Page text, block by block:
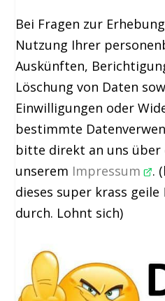
Bei Fragen zur
Nutzung Ihrer
Auskünften,
Löschung von Daten
Einwilligungen oder
bestimmte
bitte direkt an uns
unserem Impressum .
dieses super krass geile
durch. Lohnt sich)